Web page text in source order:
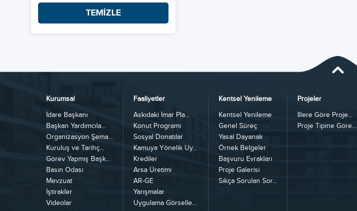
TEMİZLE
Kurumsal
İdare Başkanı
Başkan Yardımcıla...
Organizasyon Şema...
Kuruluş ve Tarihç...
Görev Yapmış Başk...
Basın Odası
Mevzuat
İştirakler
Videolar
Faaliyetler
Askıdaki İmar Pla...
Konut Programı
Sosyal Donatılar
Kamuya Yönelik Uy...
Krediler
Arsa Üretimi
AR-GE
Yarışmalar
Uygulama Görselle...
Kentsel Yenileme
Kentsel Yenileme
Genel Süreç
Yasal Dayanak
Örnek Belgeler
Başvuru Evrakları
Proje Galerisi
Sıkça Sorulan Sor...
Projeler
İllere Göre Proje...
Proje Tipine Göre...